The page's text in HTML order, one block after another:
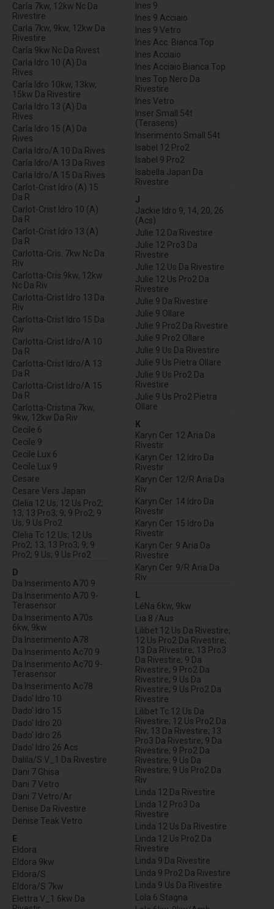
Carla 7kw, 12kw Nc Da
Rivestire
Carla 7kw, 9kw, 12kw Da
Rivestire
Carla 9kw Nc Da Rivest
Carla Idro 10 (A) Da
Rives
Carla Idro 10kw, 13kw,
15kw Da Rivestire
Carla Idro 13 (A) Da
Rives
Carla Idro 15 (A) Da
Rives
Carla Idro/A 10 Da Rives
Carla Idro/A 13 Da Rives
Carla Idro/A 15 Da Rives
Carlot-Crist Idro (A) 15
Da R
Carlot-Crist Idro 10 (A)
Da R
Carlot-Crist Idro 13 (A)
Da R
Carlotta-Cris. 7kw Nc Da
Riv
Carlotta-Cris.9kw, 12kw
Nc Da Riv
Carlotta-Crist Idro 13 Da
Riv
Carlotta-Crist Idro 15 Da
Riv
Carlotta-Crist Idro/A 10
Da R
Carlotta-Crist Idro/A 13
Da R
Carlotta-Crist Idro/A 15
Da R
Carlotta-Cristina 7kw,
9kw, 12kw Da Riv
Cecile 6
Cecile 9
Cecile Lux 6
Cecile Lux 9
Cesare
Cesare Vers Japan
Clelia 12 Us; 12 Us Pro2;
13; 13 Pro3; 9; 9 Pro2; 9
Us; 9 Us Pro2
Clelia Tc 12 Us; 12 Us
Pro2; 13; 13 Pro3; 9; 9
Pro2; 9 Us; 9 Us Pro2
D
Da Inserimento A70 9
Da Inserimento A70 9-
Terasensor
Da Inserimento A70s
6kw, 9kw
Da Inserimento A78
Da Inserimento Ac70 9
Da Inserimento Ac70 9-
Terasensor
Da Inserimento Ac78
Dado' Idro 10
Dado' Idro 15
Dado' Idro 20
Dado' Idro 26
Dado' Idro 26 Acs
Dalila/S V_1 Da Rivestire
Dani 7 Ghisa
Dani 7 Vetro
Dani 7 Vetro/Ar
Denise Da Rivestire
Denise Teak Vetro
E
Eldora
Eldora 9kw
Eldora/S
Eldora/S 7kw
Elettra V_1 6kw Da
Ines 9
Ines 9 Acciaio
Ines 9 Vetro
Ines Acc. Bianca Top
Ines Acciaio
Ines Acciaio Bianca Top
Ines Top Nero Da
Rivestire
Ines Vetro
Inser Small 54t
(Terasens)
Inserimento Small 54t
Isabel 12 Pro2
Isabel 9 Pro2
Isabella Japan Da
Rivestire
J
Jackie Idro 9, 14, 20, 26
(Acs)
Julie 12 Da Rivestire
Julie 12 Pro3 Da
Rivestire
Julie 12 Us Da Rivestire
Julie 12 Us Pro2 Da
Rivestire
Julie 9 Da Rivestire
Julie 9 Ollare
Julie 9 Pro2 Da Rivestire
Julie 9 Pro2 Ollare
Julie 9 Us Da Rivestire
Julie 9 Us Pietra Ollare
Julie 9 Us Pro2 Da
Rivestire
Julie 9 Us Pro2 Pietra
Ollare
K
Karyn Cer. 12 Aria Da
Rivestir
Karyn Cer. 12 Idro Da
Rivestir
Karyn Cer. 12/R Aria Da
Riv
Karyn Cer. 14 Idro Da
Rivestir
Karyn Cer. 15 Idro Da
Rivestir
Karyn Cer. 9 Aria Da
Rivestire
Karyn Cer. 9/R Aria Da
Riv
L
LéNa 6kw, 9kw
Lia 8 /Aus
Lilibet 12 Us Da Rivestire;
12 Us Pro2 Da Rivestire;
13 Da Rivestire; 13 Pro3
Da Rivestire; 9 Da
Rivestire; 9 Pro2 Da
Rivestire; 9 Us Da
Rivestire; 9 Us Pro2 Da
Rivestire
Lilibet Tc 12 Us Da
Rivestire; 12 Us Pro2 Da
Riv; 13 Da Rivestire; 13
Pro3 Da Rivestire; 9 Da
Rivestire; 9 Pro2 Da
Rivestire; 9 Us Da
Rivestire; 9 Us Pro2 Da
Riv
Linda 12 Da Rivestire
Linda 12 Pro3 Da
Rivestire
Linda 12 Us Da Rivestire
Linda 12 Us Pro2 Da
Rivestire
Linda 9 Da Rivestire
Linda 9 Pro2 Da Rivestire
Linda 9 Us Da Rivestire
Lola 6 Stagna